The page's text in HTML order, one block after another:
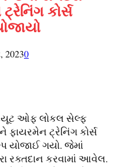
કોર્સ
20230
ઓફ લોકલ સેલ્ફ
ફાયરમેન ટ્રેનિંગ કોર્સ
યોજાઈ ગયો. જેમાં
રક્તદાન કરવામાં આવેલ.